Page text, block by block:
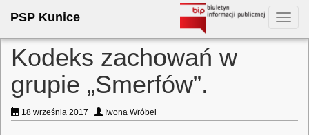
PSP Kunice
Kodeks zachowań w
grupie „Smerfów”.
18 września 2017 Iwona Wróbel